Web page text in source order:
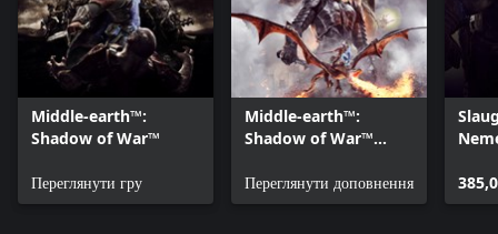
Middle-earth™:
Shadow of War™
Переглянути гру
Middle-earth™:
Shadow of War™
Content
Переглянути доповнення